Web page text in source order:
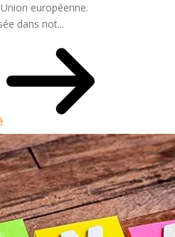
européenne.
dans not...